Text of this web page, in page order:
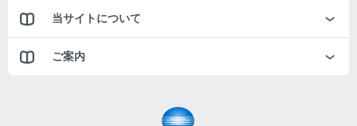
当サイトについて
ご案内